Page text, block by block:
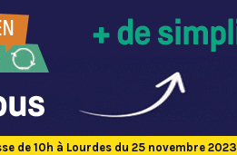
de 10h à Lourdes du 25 novembre 2023